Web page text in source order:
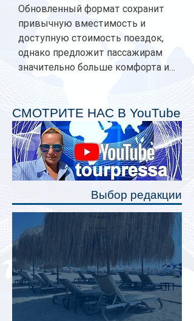
Обновленный формат сохранит
привычную вместимость и
доступную стоимость поездок,
однако предложит пассажирам
значительно больше комфорта и
планируется начать в 2027 году.
Одним из главных нововведений
станут индивидуальные шторки у
каждого спального места. Они
позволят пассажирам закрыть свою
полку во время сна или отдыха,
СМОТРИТЕ НАС В YouTube
Выбор редакции